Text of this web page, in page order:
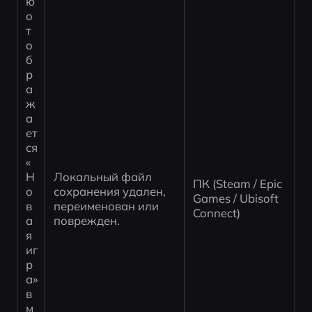
о
т
о
б
р
а
ж
а
ет
ся
«
Н
о
в
а
я
иг
р
а»
в
м
Локальный файл
сохранения удален,
переименован или
поврежден.
ПК (Steam / Epic
Games / Ubisoft
Connect)